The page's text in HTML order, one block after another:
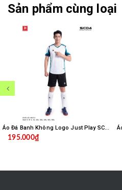
Sản phẩm cùng loại
Áo Đá Banh Không Logo Just Play SC04 - Trắng
195.000₫